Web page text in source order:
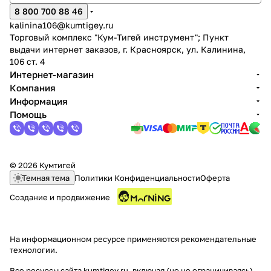
8 800 700 88 46
kalinina106@kumtigey.ru
Торговый комплекс "Кум-Тигей инструмент"; Пункт
выдачи интернет заказов, г. Красноярск, ул. Калинина,
106 ст. 4
Интернет-магазин
Компания
Информация
Помощь
© 2026 Кумтигей
Темная тема Политики КонфиденциальностиОферта
Создание и продвижение
На информационном ресурсе применяются рекомендательные
технологии.